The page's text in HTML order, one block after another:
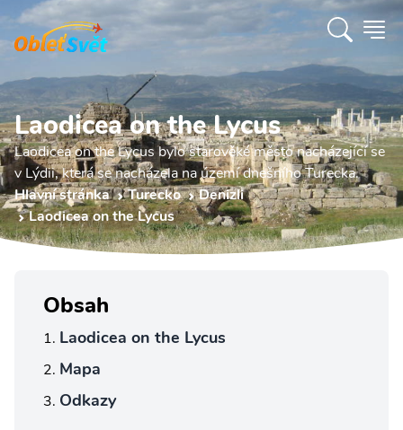
Laodicea on the Lycus
Laodicea on the Lycus bylo starověké město nacházející se
v Lýdii, která se nacházela na území dnešního Turecka.
Hlavní stránka
Turecko
Denizli
Laodicea on the Lycus
Obsah
Laodicea on the Lycus
Mapa
Odkazy